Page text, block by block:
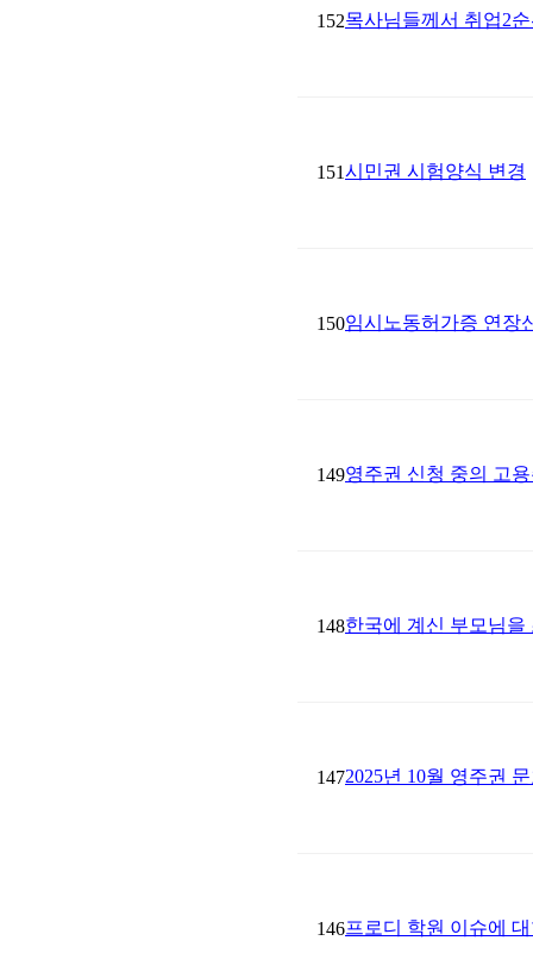
152목사님들께서 취업2
151시민권 시험양식 변경
150임시노동허가증 연장
149영주권 신청 중의 고
148한국에 계신 부모님을
1472025년 10월 영주권
146프로디 학원 이슈에